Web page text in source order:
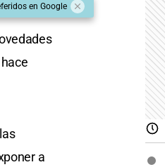
en Google
a